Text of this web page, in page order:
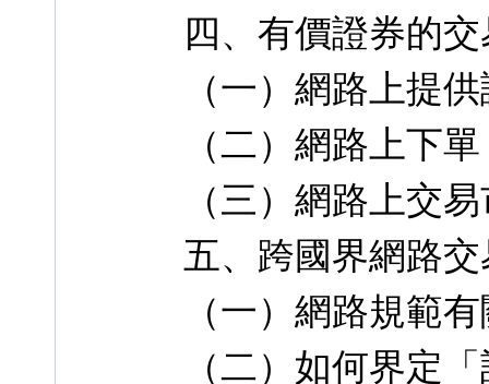
四、有價證券的
（一）網路上提
（二）網路上下單
（三）網路上交
五、跨國界網路
（一）網路規範
（二）如何界定